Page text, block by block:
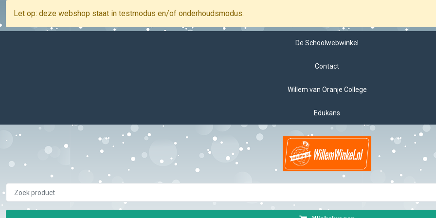
Let op: deze webshop staat in testmodus en/of onderhoudsmodus.
De Schoolwebwinkel
Contact
Willem van Oranje College
Edukans